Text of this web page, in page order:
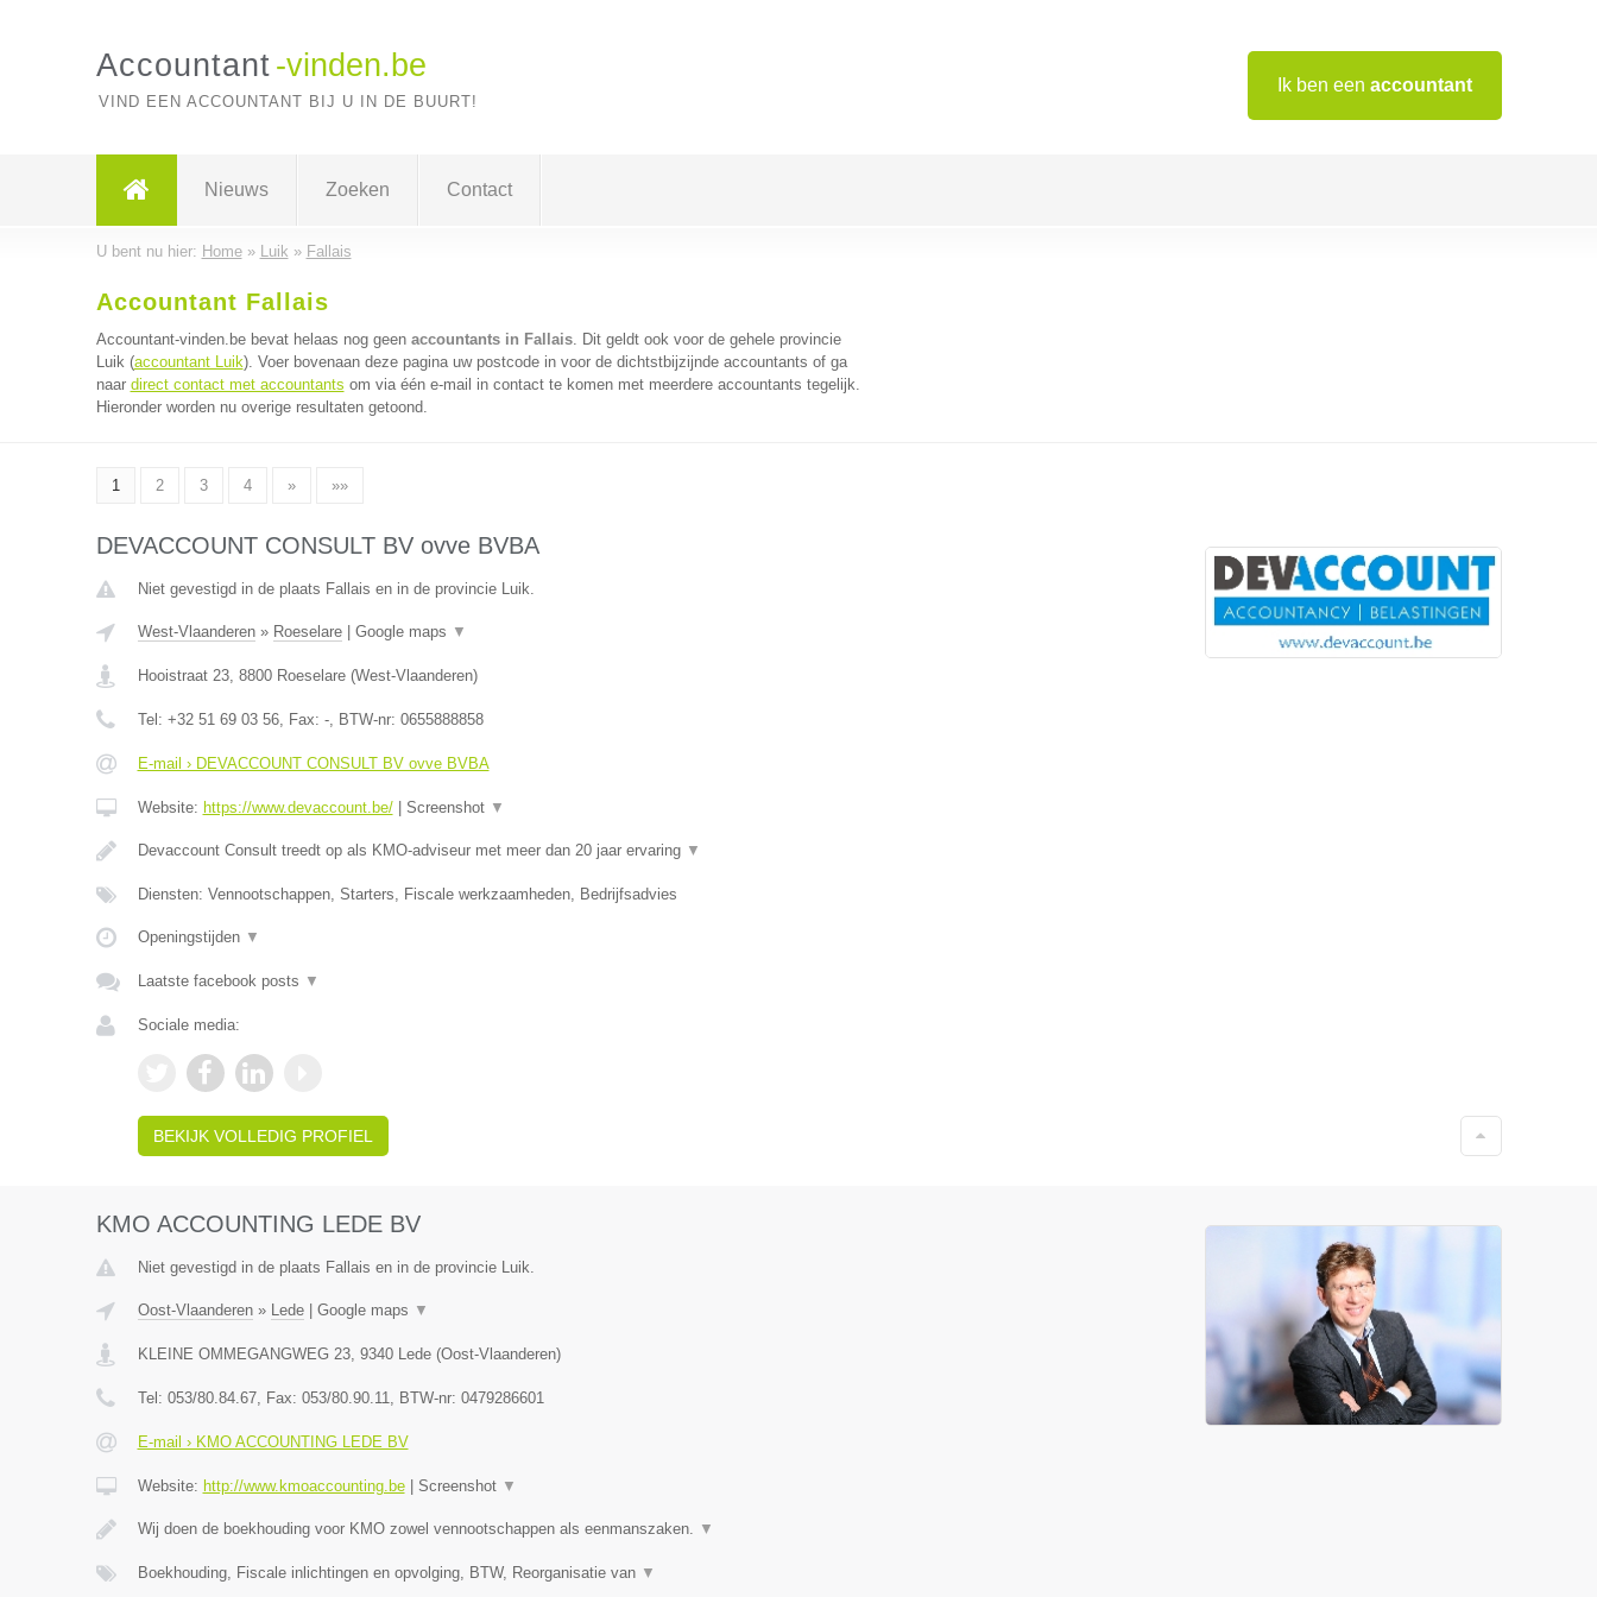
Ik ben een accountant
Accountant -vinden.be
VIND EEN ACCOUNTANT BIJ U IN DE BUURT!
Nieuws Zoeken Contact
U bent nu hier: Home» Luik » Fallais
Accountant Fallais
Accountant-vinden.be bevat helaas nog geen accountants in Fallais. Dit geldt ook voor de gehele provincie
Luik (accountant Luik). Voer bovenaan deze pagina uw postcode in voor de dichtstbijzijnde accountants of ga
naar direct contact met accountants om via één e-mail in contact te komen met meerdere accountants tegelijk.
Hieronder worden nu overige resultaten getoond.
1 2 3 4 » »»
DEVACCOUNT CONSULT BV ovve BVBA
Niet gevestigd in de plaats Fallais en in de provincie Luik.
West-Vlaanderen» Roeselare| Google maps ▼
Hooistraat 23, 8800 Roeselare(West-Vlaanderen)
Tel: +32 51 69 03 56, Fax: -, BTW-nr: 0655888858
E-mail › DEVACCOUNT CONSULT BV ovve BVBA
Website: https://www.devaccount.be/| Screenshot ▼
Devaccount Consult treedt op als KMO-adviseur met meer dan 20 jaar ervaring ▼
Diensten: Vennootschappen, Starters, Fiscale werkzaamheden, Bedrijfsadvies
Openingstijden ▼
Laatste facebook posts ▼
Sociale media:
BEKIJK VOLLEDIG PROFIEL
KMO ACCOUNTING LEDE BV
Niet gevestigd in de plaats Fallais en in de provincie Luik.
Oost-Vlaanderen» Lede| Google maps ▼
KLEINE OMMEGANGWEG 23, 9340 Lede(Oost-Vlaanderen)
Tel: 053/80.84.67, Fax: 053/80.90.11, BTW-nr: 0479286601
E-mail › KMO ACCOUNTING LEDE BV
Website: http://www.kmoaccounting.be| Screenshot ▼
Wij doen de boekhouding voor KMO zowel vennootschappen als eenmanszaken. ▼
Boekhouding, Fiscale inlichtingen en opvolging, BTW, Reorganisatie van ▼